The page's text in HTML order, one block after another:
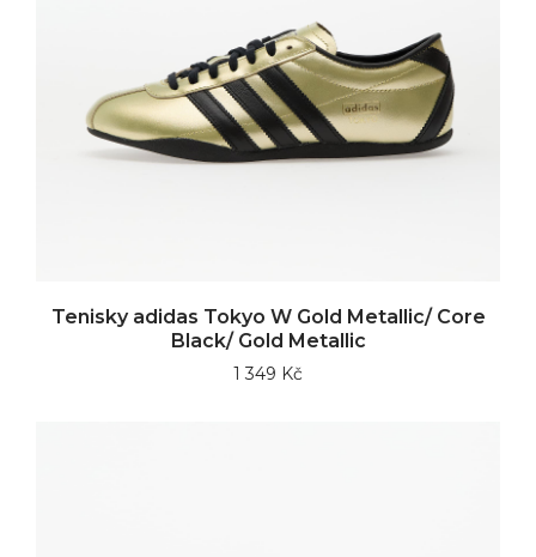
Tenisky adidas Tokyo W Gold Metallic/ Core
Black/ Gold Metallic
1 349 Kč